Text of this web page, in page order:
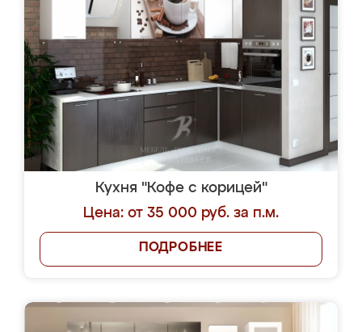
Кухня "Кофе с корицей"
Цена: от 35 000 руб. за п.м.
ПОДРОБНЕЕ